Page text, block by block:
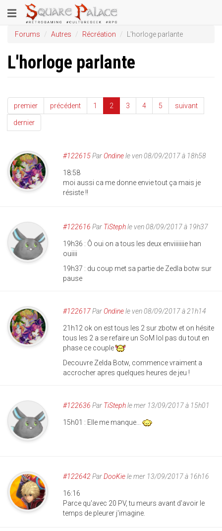
au
contenu
principal
Toggle
navigation
Forums Autres Récréation L'horloge parlante
L'horloge parlante
premier précédent 1 2 3 4 5 suivant
dernier
#122615ParOndinele ven 08/09/2017 à 18h58
18:58
moi aussi ca me donne envie tout ça mais je
résiste !!
#122616 Par TiStephle ven 08/09/2017 à 19h37
19h36 : Ô oui on a tous les deux enviiiiiiie han
ouiiii
19h37 : du coup met sa partie de Zedla botw sur
pause
#122617ParOndinele ven 08/09/2017 à 21h14
21h12 ok on est tous les 2 sur zbotw et on hésite
tous les 2 a se refaire un SoM lol pas du tout en
phase ce couple
Decouvre Zelda Botw, commence vraiment a
accrocher apres quelques heures de jeu !
#122636 Par TiStephle mer 13/09/2017 à 15h01
15h01 : EIle me manque...
#122642 ParDooKiele mer 13/09/2017 à 16h16
16:16
Parce qu'avec 20 PV, tu meurs avant d'avoir le
temps de pleurer j'imagine.